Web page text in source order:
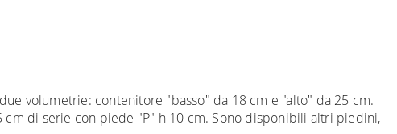
volumetrie: contenitore "basso" da 18 cm e "alto" da 25 cm.
di serie con piede "P" h 10 cm. Sono disponibili altri piedini,